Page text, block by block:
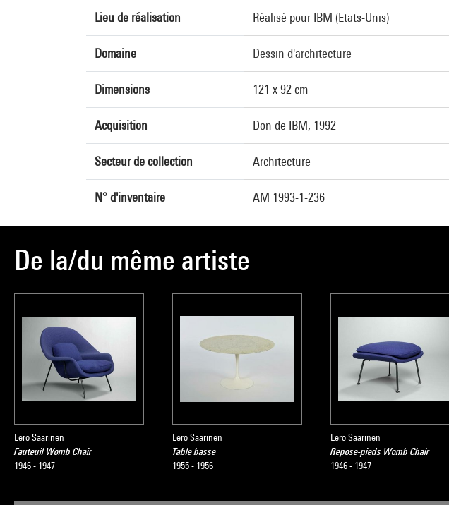
Lieu de réalisation Réalisé pour IBM (Etats-Unis)
Domaine Dessin d'architecture
Dimensions 121 x 92 cm
Acquisition Don de IBM, 1992
Secteur de collection Architecture
N° d'inventaire AM 1993-1-236
De la/du même artiste
Eero Saarinen
Fauteuil Womb Chair
1946 - 1947
Eero Saarinen
Table basse
1955 - 1956
Eero Saarinen
Repose-pieds Womb Chair
1946 - 1947